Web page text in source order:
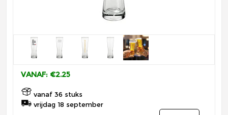
VANAF: €2.25
vanaf 36 stuks
vrijdag 18 september